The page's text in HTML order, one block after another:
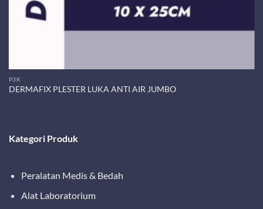
P3K
DERMAFIX PLESTER LUKA ANTI AIR JUMBO
Kategori Produk
Peralatan Medis & Bedah
Alat Laboratorium